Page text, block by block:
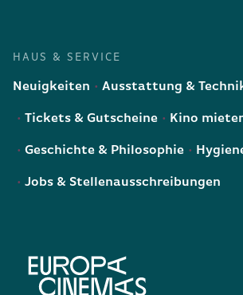
HAUS & SERVICE
Neuigkeiten Ausstattung &
Tickets & Gutscheine Kino
Geschichte & Philosophie
Jobs & Stellenausschreibungen